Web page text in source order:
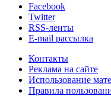
Facebook
Twitter
RSS-ленты
E-mail рассылка
Контакты
Реклама на сайте
Использование
Правила